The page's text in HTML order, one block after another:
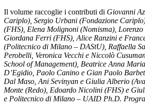
Il volume raccoglie i contributi di Giovanni
Cariplo), Sergio Urbani (Fondazione
(FHS), Elena Molignoni (Nomisma), Lorenzo
Giordana Ferri (FHS), Alice Ranzini e
(Politecnico di Milano – DAStU), Raffaella
Perobelli, Veronica Vecchi e Niccolò
School of Management), Beatrice Anna
D’Egidio, Paolo Canino e Gian Paolo
Dal Maso, Ani Sevinyan e Giulia Alberio
Monte (Redo), Edoardo Nicolini (FHS) e
e Politecnico di Milano – UAID Ph.D.